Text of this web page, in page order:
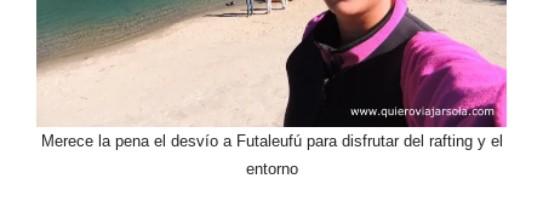
Merece la pena el desvío a Futaleufú para disfrutar del rafting y el
entorno